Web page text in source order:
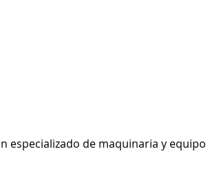
especializado de maquinaria y equipo